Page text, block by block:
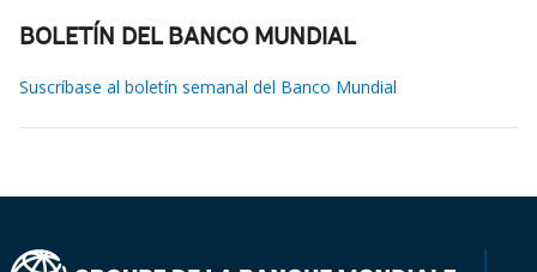
BOLETÍN DEL BANCO MUNDIAL
Suscríbase al boletín semanal del Banco Mundial